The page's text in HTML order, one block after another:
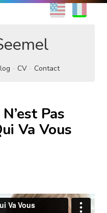
EN
CV Contact
Pas
Va Vous